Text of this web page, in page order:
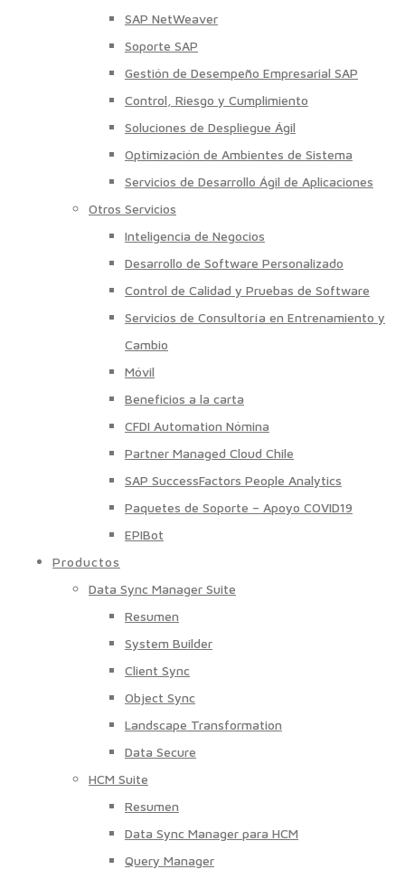
SAP NetWeaver
Soporte SAP
Gestión de Desempeño Empresarial SAP
Control, Riesgo y Cumplimiento
Soluciones de Despliegue Ágil
Optimización de Ambientes de Sistema
Servicios de Desarrollo Ágil de Aplicaciones
Otros Servicios
Inteligencia de Negocios
Desarrollo de Software Personalizado
Control de Calidad y Pruebas de Software
Servicios de Consultoría en Entrenamiento y
Cambio
Móvil
Beneficios a la carta
CFDI Automation Nómina
Partner Managed Cloud Chile
SAP SuccessFactors People Analytics
Paquetes de Soporte – Apoyo COVID19
EPIBot
Productos
Data Sync Manager Suite
Resumen
System Builder
Client Sync
Object Sync
Landscape Transformation
Data Secure
HCM Suite
Resumen
Data Sync Manager para HCM
Query Manager